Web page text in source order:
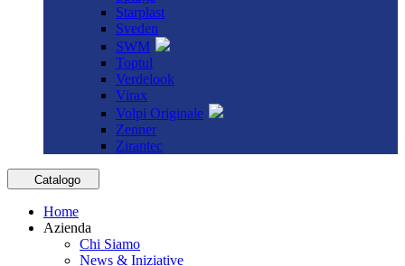
Starplast
Sveden
SWM
Toptul
Verdelook
Virax
Volpi Originale
Zenner
Zirantec
Catalogo
Home
Azienda
Chi Siamo
News & Iniziative